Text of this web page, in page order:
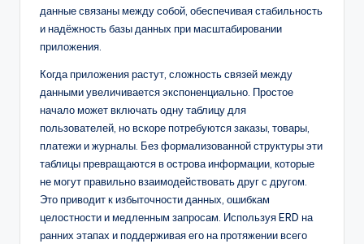
&
D
it
данные связаны между собой, обеспечивая стабильность
и надёжность базы данных при масштабировании
приложения.
Когда приложения растут, сложность связей между
данными увеличивается экспоненциально. Простое
начало может включать одну таблицу для
пользователей, но вскоре потребуются заказы, товары,
платежи и журналы. Без формализованной структуры эти
таблицы превращаются в острова информации, которые
не могут правильно взаимодействовать друг с другом.
Это приводит к избыточности данных, ошибкам
целостности и медленным запросам. Используя ERD на
ранних этапах и поддерживая его на протяжении всего